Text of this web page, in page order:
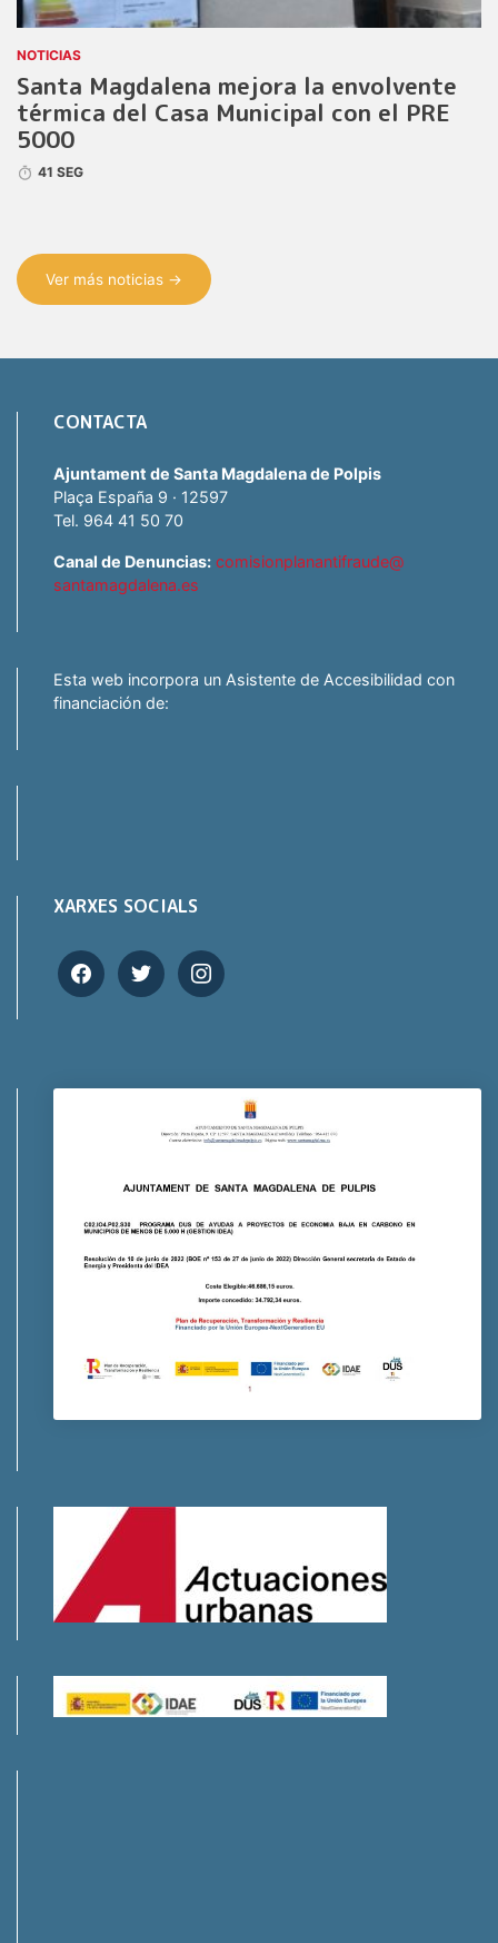
NOTICIAS
Santa Magdalena mejora la envolvente
térmica del Casa Municipal con el PRE
5000
41 SEG
Ver más noticias →
CONTACTA
Ajuntament de Santa Magdalena de Polpis
Plaça España 9 · 12597
Tel. 964 41 50 70
Canal de Denuncias: comisionplanantifraude@
santamagdalena.es
Esta web incorpora un Asistente de Accesibilidad con
financiación de:
XARXES SOCIALS
facebooktwitter instagram